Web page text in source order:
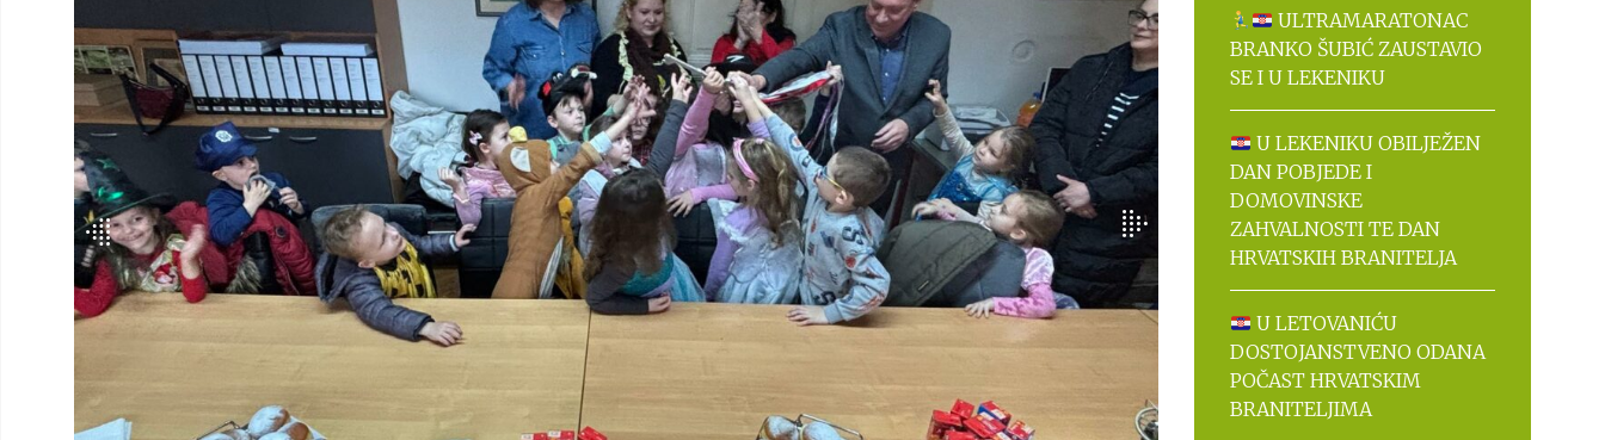
ULTRAMARATONAC
BRANKO ŠUBIĆ ZAUSTAVIO
SE I U LEKENIKU
U LEKENIKU OBILJEŽEN
DAN POBJEDE I
DOMOVINSKE
ZAHVALNOSTI TE DAN
HRVATSKIH BRANITELJA
U LETOVANIĆU
DOSTOJANSTVENO ODANA
POČAST HRVATSKIM
BRANITELJIMA